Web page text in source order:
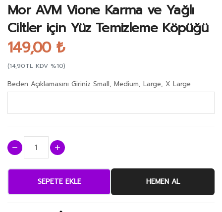
Mor AVM Vione Karma ve Yağlı
Ciltler için Yüz Temizleme Köpüğü
149,00 ₺
(14,90TL KDV %10)
Beden Açıklamasını Giriniz Small, Medium, Large, X Large
SEPETE EKLE HEMEN AL